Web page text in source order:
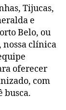
Tijucas,
e
Belo, ou
nossa clínica
oferecer
com
busca.